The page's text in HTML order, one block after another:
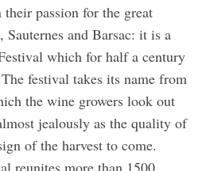
passion for the great
and Barsac: it is a
which for half a century
festival takes its name from
the wine growers look out
jealously as the quality of
of the harvest to come.
reunites more than 1500